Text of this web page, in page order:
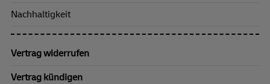
Nachhaltigkeit
Vertrag widerrufen
Vertrag kündigen